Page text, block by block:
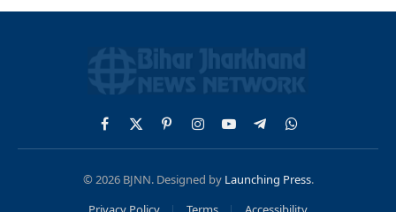
Facebook
X
(Twitter)
PinterestInstagram
YouTubeTelegramWhatsApp
© 2026 BJNN. Designed by Launching Press.